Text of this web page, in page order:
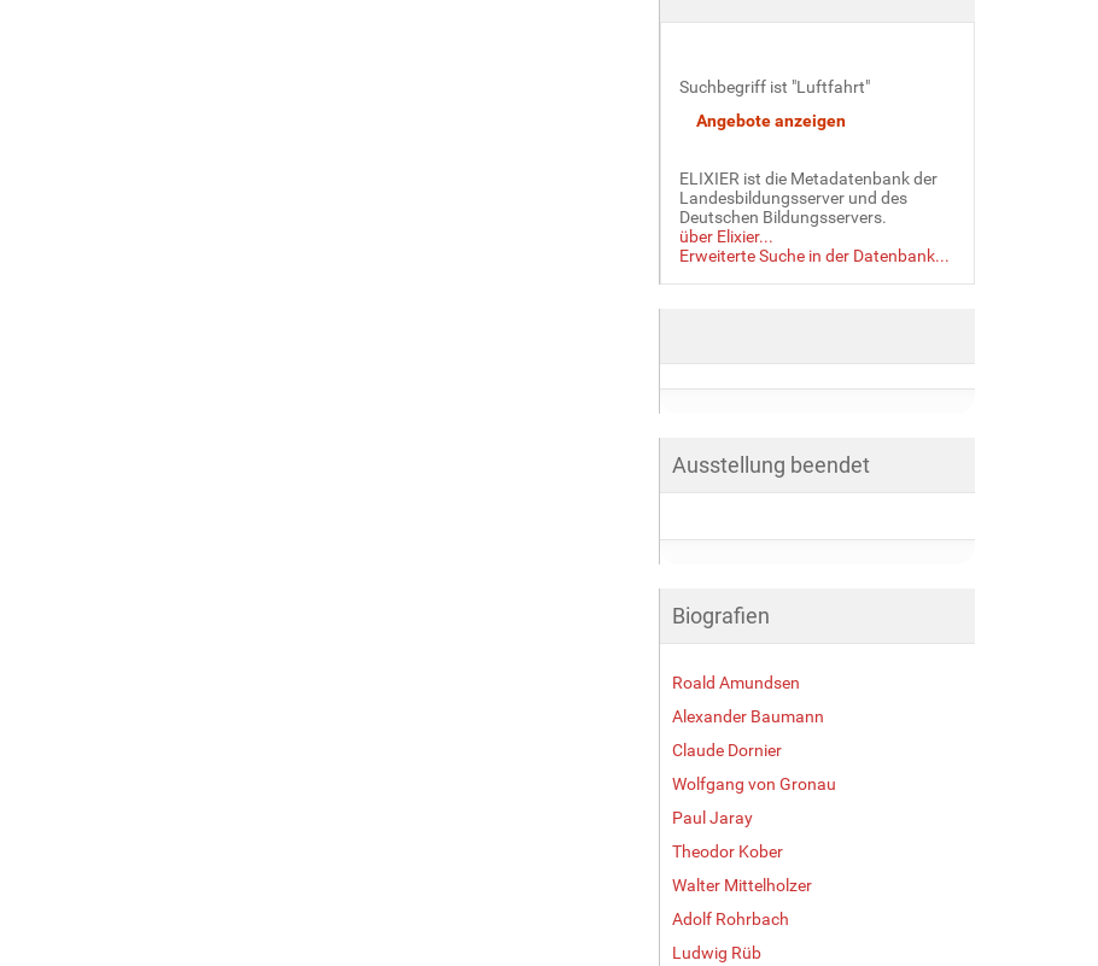
Suchbegriff ist "Luftfahrt"
ELIXIER ist die Metadatenbank der
Landesbildungsserver und des
Deutschen Bildungsservers.
über Elixier...
Erweiterte Suche in der Datenbank...
Ausstellung beendet
Biografien
Roald Amundsen
Alexander Baumann
Claude Dornier
Wolfgang von Gronau
Paul Jaray
Theodor Kober
Walter Mittelholzer
Adolf Rohrbach
Ludwig Rüb